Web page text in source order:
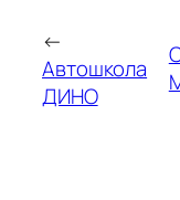
←
Автошкола
ДИНО